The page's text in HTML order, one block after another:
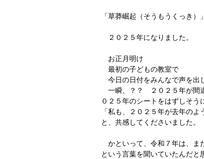
「草莽崛起（そうもうくっき）」
２０２５年になりました。
お正月明け
最初の子どもの教室で
今日の日付をみんなで声を出
一瞬、？？　２０２５年が間
０２５年のシートをはずしそ
「私も、２０２５年が去年の
と、共感してくださいました。
かといって、令和７年は、ま
という言葉を聞いていたんだと